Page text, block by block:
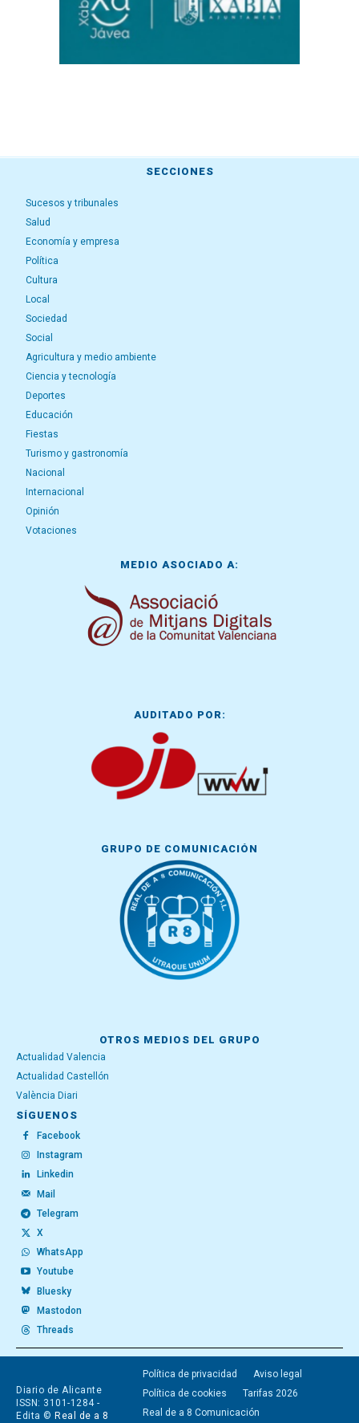
SECCIONES
Sucesos y tribunales
Salud
Economía y empresa
Política
Cultura
Local
Sociedad
Social
Agricultura y medio ambiente
Ciencia y tecnología
Deportes
Educación
Fiestas
Turismo y gastronomía
Nacional
Internacional
Opinión
Votaciones
MEDIO ASOCIADO A:
AUDITADO POR:
GRUPO DE COMUNICACIÓN
OTROS MEDIOS DEL GRUPO
Actualidad Valencia
Actualidad Castellón
València Diari
SÍGUENOS
Facebook
Instagram
Linkedin
Mail
Telegram
X
WhatsApp
Youtube
Bluesky
Mastodon
Threads
Diario de Alicante
ISSN: 3101-1284 -
Edita © Real de a 8
Política de privacidad
Aviso legal
Política de cookies
Tarifas 2026
Real de a 8 Comunicación